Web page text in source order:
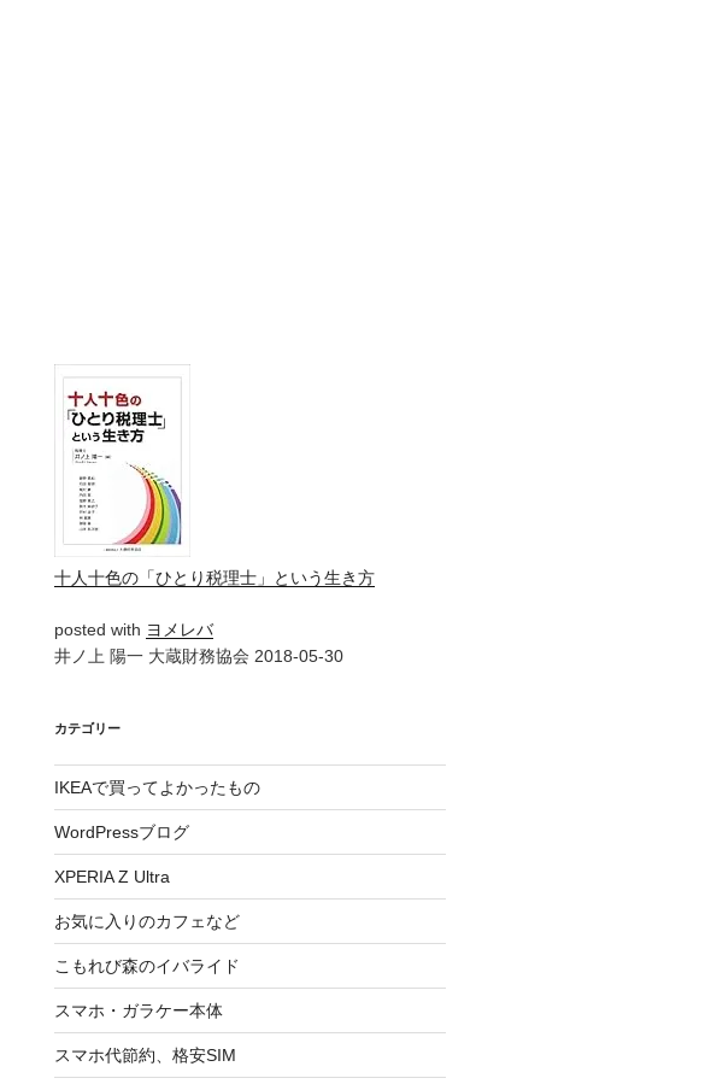
十人十色の「ひとり税理士」という生き方
posted with ヨメレバ
井ノ上 陽一 大蔵財務協会 2018-05-30
カテゴリー
IKEAで買ってよかったもの
WordPressブログ
XPERIA Z Ultra
お気に入りのカフェなど
こもれび森のイバライド
スマホ・ガラケー本体
スマホ代節約、格安SIM